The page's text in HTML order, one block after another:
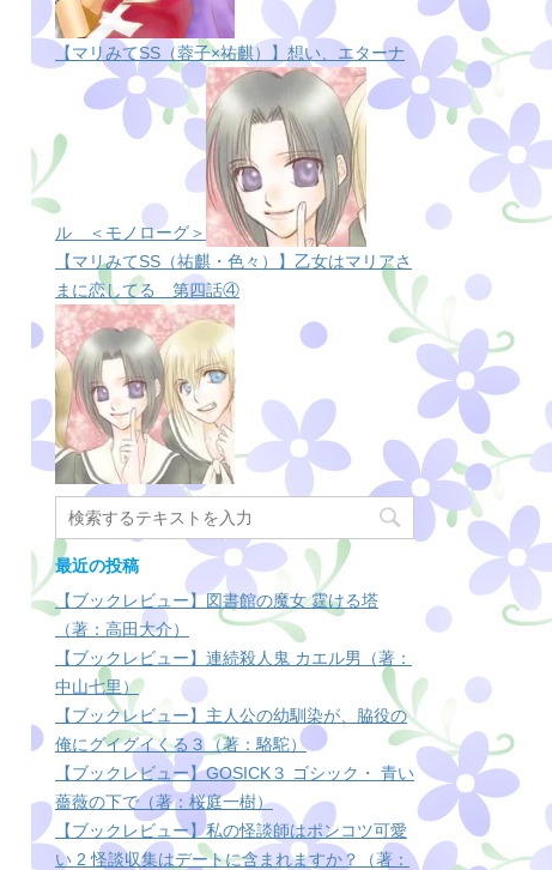
【マリみてSS（蓉子×祐麒）】想い、エターナ
ル ＜モノローグ＞
【マリみてSS（祐麒・色々）】乙女はマリアさ
まに恋してる 第四話④
最近の投稿
【ブックレビュー】図書館の魔女 霆ける塔
（著：高田大介）
【ブックレビュー】連続殺人鬼 カエル男（著：
中山七里）
【ブックレビュー】主人公の幼馴染が、脇役の
俺にグイグイくる３（著：駱駝）
【ブックレビュー】GOSICK３ ゴシック・ 青い
薔薇の下で（著：桜庭一樹）
【ブックレビュー】私の怪談師はポンコツ可愛
い 2 怪談収集はデートに含まれますか？（著：